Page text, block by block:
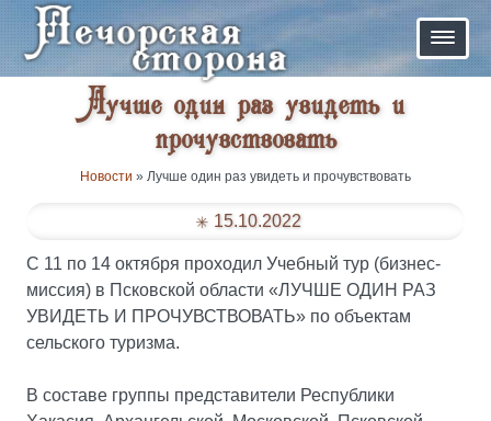
Лучше один раз увидеть и
прочувствовать
Новости » Лучше один раз увидеть и прочувствовать
15.10.2022
С 11 по 14 октября проходил Учебный тур (бизнес-
миссия) в Псковской области «ЛУЧШЕ ОДИН РАЗ
УВИДЕТЬ И ПРОЧУВСТВОВАТЬ» по объектам
сельского туризма.
В составе группы представители Республики